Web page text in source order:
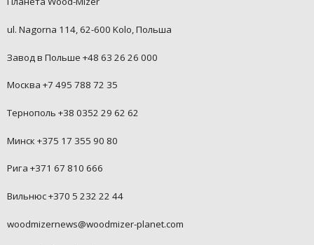
ul. Nagorna 114, 62-600 Kolo, Польша
Завод в Польше +48 63 26 26 000
Москва +7 495 788 72 35
Тернополь +38 0352 29 62 62
Минск +375 17 355 90 80
Рига +371 67 810 666
Вильнюс +370 5 232 22 44
woodmizernews@woodmizer-planet.com